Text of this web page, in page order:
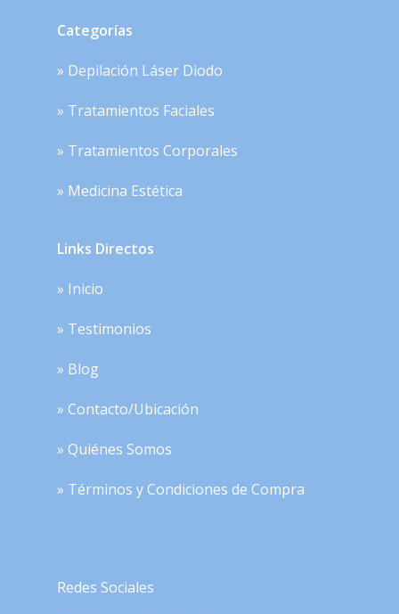
Categorías
» Depilación Láser Diodo
» Tratamientos Faciales
» Tratamientos Corporales
» Medicina Estética
Links Directos
» Inicio
» Testimonios
» Blog
» Contacto/Ubicación
» Quiénes Somos
» Términos y Condiciones de Compra
Redes Sociales